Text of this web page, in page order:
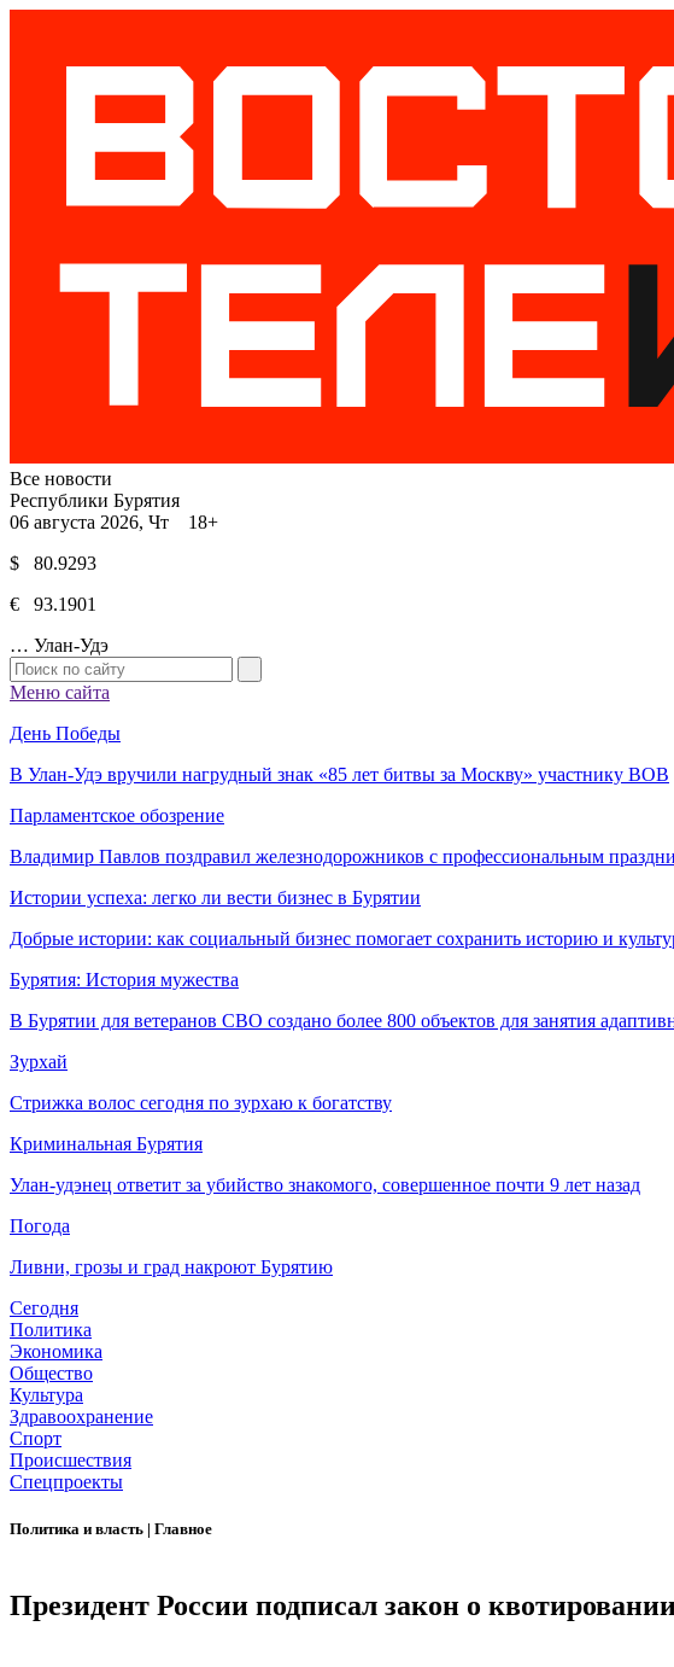
Все новости
Республики Бурятия
06 августа 2026, Чт 18+
$ 80.9293
€ 93.1901
… Улан-Удэ
Меню сайта
День Победы
В Улан-Удэ вручили нагрудный знак «85 лет битвы за Москву» участнику ВОВ
Парламентское обозрение
Владимир Павлов поздравил железнодорожников с профессиональным
Истории успеха: легко ли вести бизнес в Бурятии
Добрые истории: как социальный бизнес помогает сохранить историю и
Бурятия: История мужества
В Бурятии для ветеранов СВО создано более 800 объектов для занятия
Зурхай
Стрижка волос сегодня по зурхаю к богатству
Криминальная Бурятия
Улан-удэнец ответит за убийство знакомого, совершенное почти 9 лет назад
Погода
Ливни, грозы и град накроют Бурятию
Сегодня
Политика
Экономика
Общество
Культура
Здравоохранение
Спорт
Происшествия
Спецпроекты
Политика и власть | Главное
Президент России подписал закон о